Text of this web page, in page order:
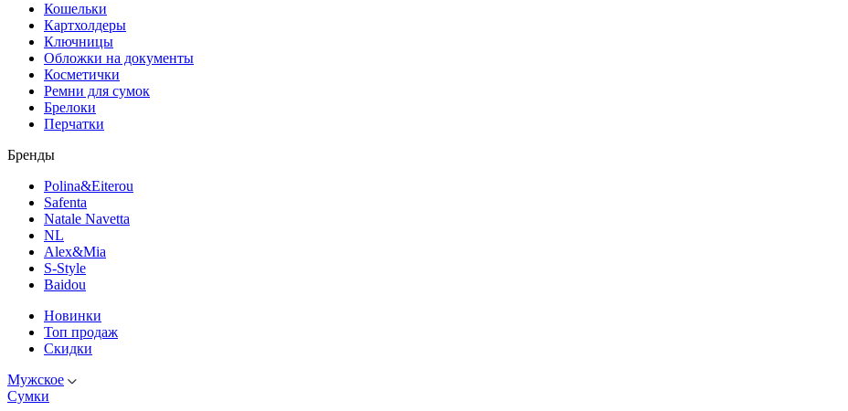
Кошельки
Картхолдеры
Ключницы
Обложки на документы
Косметички
Ремни для сумок
Брелоки
Перчатки
Бренды
Polina&Eiterou
Safenta
Natale Navetta
NL
Alex&Mia
S-Style
Baidou
Новинки
Топ продаж
Скидки
Мужское
Сумки